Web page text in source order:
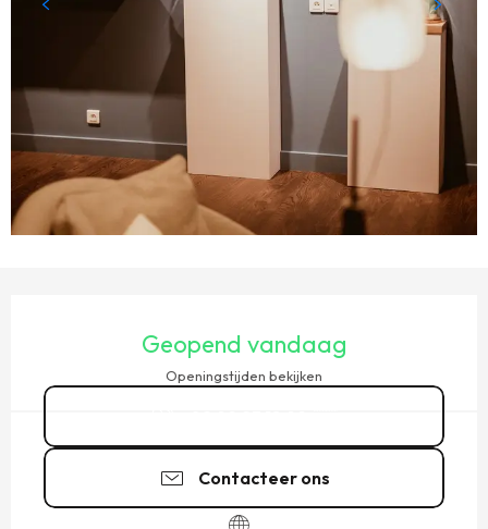
Geopend vandaag
Openingstijden bekijken
Contacteer ons